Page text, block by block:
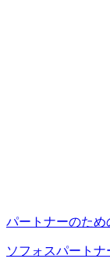
パートナーのため
ソフォスパート